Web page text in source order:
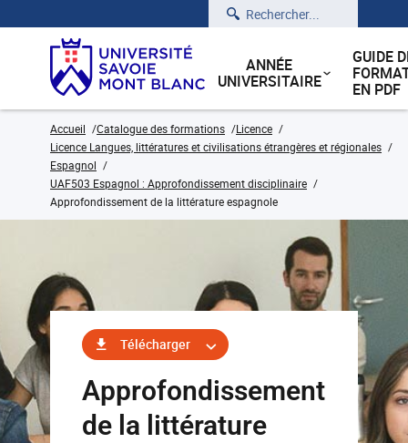
Rechercher
ANNÉE
UNIVERSITAIRE
GUIDE
EN PDF
Accueil Catalogue des formations
Licence
Licence Langues, littératures et civilisations étrangères et régionales
Espagnol
UAF503 Espagnol : Approfondissement disciplinaire
Approfondissement de la littérature espagnole
Télécharger
Approfondissement
de la littérature